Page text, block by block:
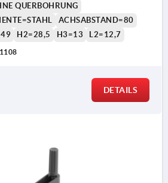
QUERBOHRUNG
ACHSABSTAND=80
H2=28,5 H3=13 L2=12,7
DETAILS